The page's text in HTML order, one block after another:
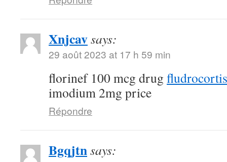
Xnjcavsays:
29 août 2023 at 17 h 59 min
florinef 100 mcg drug
imodium 2mg price
Répondre
Bgqjtnsays: